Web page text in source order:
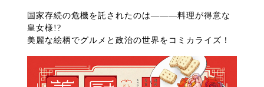
国家存続の危機を託されたのは―――料理が得意な
皇女様 !?
美麗な絵柄でグルメと政治の世界をコミカライズ！